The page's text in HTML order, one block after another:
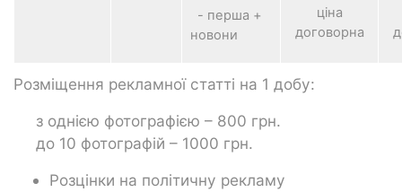
- перша +
новони
ціна
договорна
Розміщення рекламної статті на 1 добу:
з однією фотографією – 800 грн.
до 10 фотографій – 1000 грн.
Розцінки на політичну рекламу